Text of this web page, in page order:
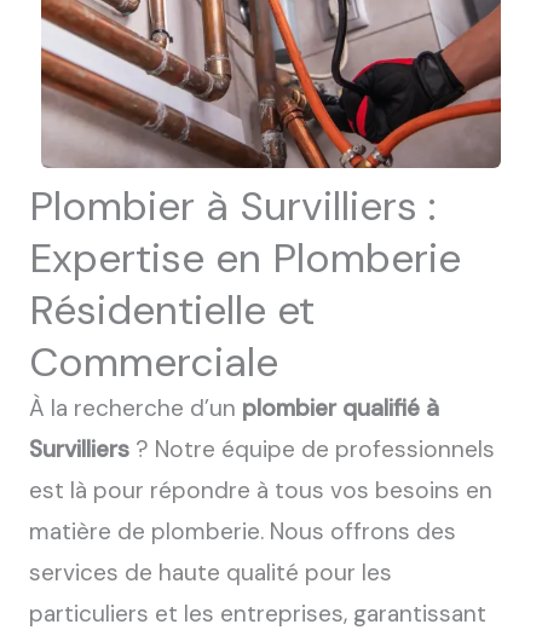
Plombier à Survilliers :
Expertise en Plomberie
Résidentielle et
Commerciale
À la recherche d’un plombier qualifié à
Survilliers ? Notre équipe de professionnels
est là pour répondre à tous vos besoins en
matière de plomberie. Nous offrons des
services de haute qualité pour les
particuliers et les entreprises, garantissant